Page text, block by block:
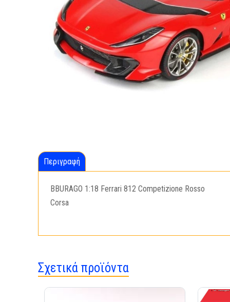
Περιγραφή
BBURAGO 1:18 Ferrari 812 Competizione Rosso
Corsa
Σχετικά προϊόντα